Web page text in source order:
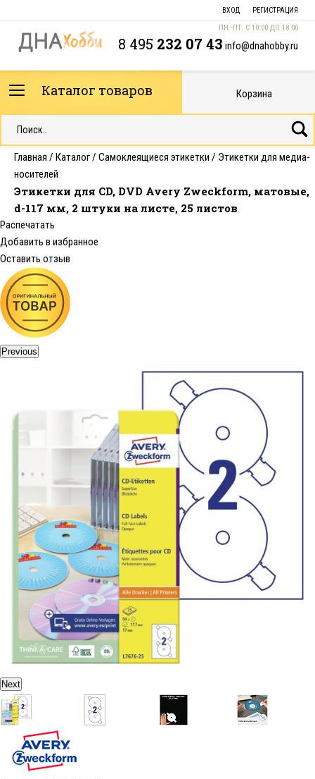
ВХОД РЕГИСТРАЦИЯ
ПН.-ПТ. С 10:00 ДО 18:00
8 495 232 07 43 info@dnahobby.ru
Каталог товаров Корзина
Главная / Каталог/ Самоклеящиеся этикетки / Этикетки для медиа-
носителей
Этикетки для CD, DVD Avery Zweckform, матовые,
d-117 мм, 2 штуки на листе, 25 листов
Распечатать
Добавить в избранное
Оставить отзыв
Previous
Next